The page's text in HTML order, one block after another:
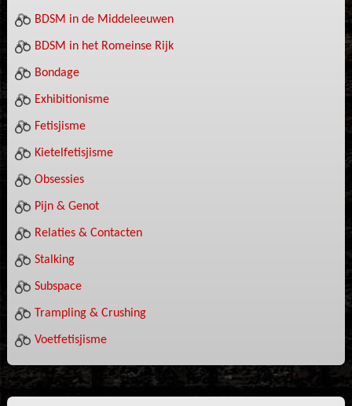
BDSM in de Middeleeuwen
BDSM in het Romeinse Rijk
Bondage
Exhibitionisme
Fetisjisme
Kietelfetisjisme
Obsessies
Pijn & Genot
Relaties & Contacten
Stalking
Subspace
Trampling & Crushing
Voetfetisjisme